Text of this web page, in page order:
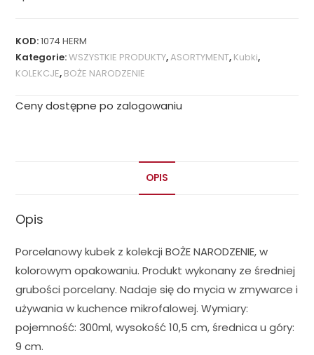
KOD:1074 HERM
Kategorie:WSZYSTKIE PRODUKTY,ASORTYMENT, Kubki,
KOLEKCJE, BOŻE NARODZENIE
Ceny dostępne po zalogowaniu
OPIS
Opis
Porcelanowy kubek z kolekcji BOŻE NARODZENIE, w
kolorowym opakowaniu. Produkt wykonany ze średniej
grubości porcelany. Nadaje się do mycia w zmywarce i
używania w kuchence mikrofalowej. Wymiary:
pojemność: 300ml, wysokość 10,5 cm, średnica u góry:
9 cm.